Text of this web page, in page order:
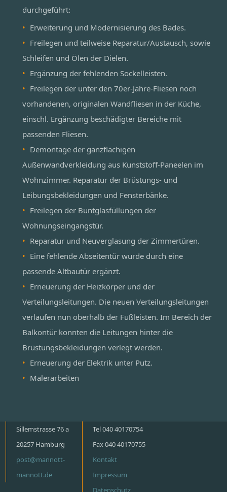
durchgeführt:
Erweiterung und Modernisierung des Bades.
Freilegen und teilweise Reparatur/Austausch, sowie
Schleifen und Ölen der Dielen.
Ergänzung der fehlenden Sockelleisten.
Freilegen der unter den 70er-Jahre-Fliesen noch
vorhandenen, originalen Wandfliesen in der Küche,
einschl. Ergänzung beschädigter Bereiche mit
passenden Fliesen.
Demontage der ganzflächigen
Außenwandverkleidung aus Kunststoff-Paneelen im
Wohnzimmer. Reparatur der Brüstungs- und
Leibungsbekleidungen und Fensterbänke.
Freilegen der Buntglasfüllungen der
Wohnungseingangstür.
Reparatur und Neuverglasung der Zimmertüren.
Eine fehlende Abseitentür wurde durch eine
passende Altbautür ergänzt.
Erneuerung der Heizkörper und der
Verteilungsleitungen. Die neuen Verteilungsleitungen
verlaufen nun oberhalb der Fußleisten. Im Bereich der
Balkontür konnten die Leitungen hinter die
Brüstungsbekleidungen verlegt werden.
Erneuerung der Elektrik unter Putz.
Malerarbeiten
Sillemstrasse 76 a
20257 Hamburg
post@mannott-
mannott.de
Tel 040 40170754
Fax 040 40170755
Kontakt
Impressum
Datenschutz